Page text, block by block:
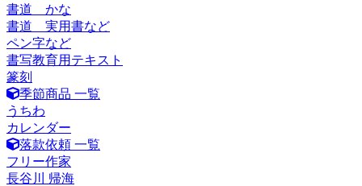
書道 かな
書道 実用書など
ペン字など
書写教育用テキスト
篆刻
季節商品 一覧
うちわ
カレンダー
落款依頼 一覧
フリー作家
長谷川 帰海